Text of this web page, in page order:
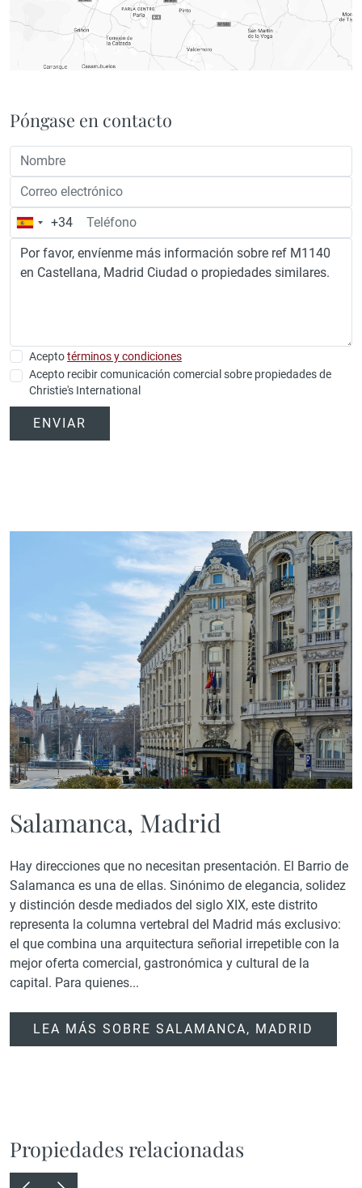
Póngase en contacto
España
+34
+34
Aceptotérminos y condiciones
Acepto recibir comunicación comercial sobre propiedades de
Christie's International
ENVIAR
Salamanca, Madrid
Hay direcciones que no necesitan presentación. El Barrio de
Salamanca es una de ellas. Sinónimo de elegancia, solidez
y distinción desde mediados del siglo XIX, este distrito
representa la columna vertebral del Madrid más exclusivo:
el que combina una arquitectura señorial irrepetible con la
mejor oferta comercial, gastronómica y cultural de la
capital. Para quienes...
LEA MÁS SOBRE SALAMANCA, MADRID
Propiedades relacionadas